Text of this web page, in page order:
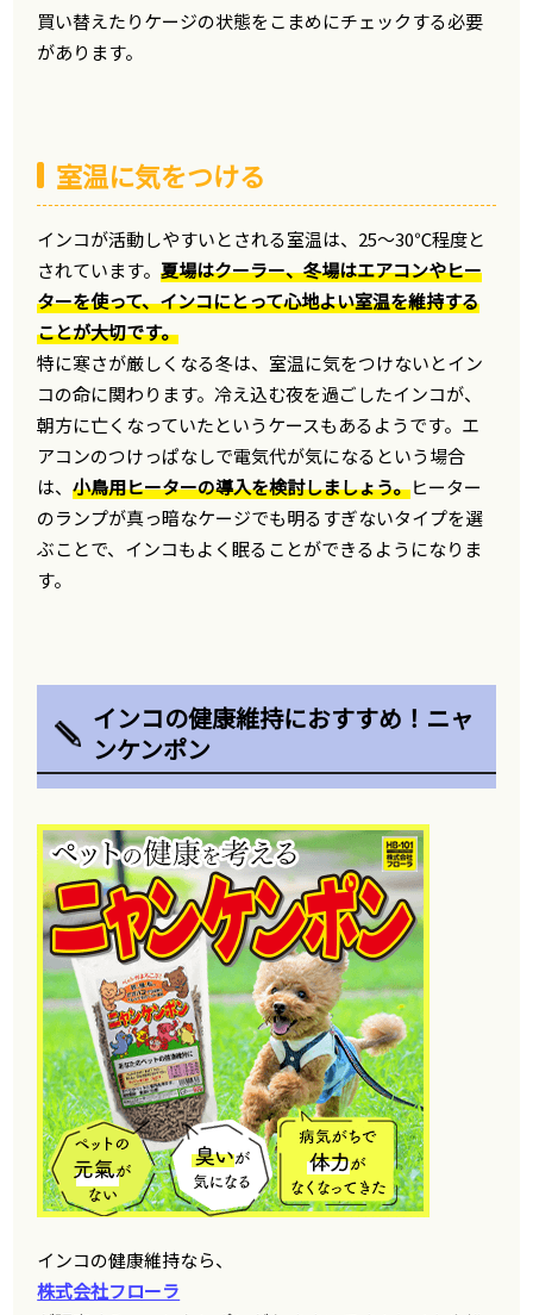
買い替えたりケージの状態をこまめにチェックする必要
があります。
室温に気をつける
インコが活動しやすいとされる室温は、25〜30℃程度と
されています。夏場はクーラー、冬場はエアコンやヒー
ターを使って、インコにとって心地よい室温を維持する
ことが大切です。
特に寒さが厳しくなる冬は、室温に気をつけないとイン
コの命に関わります。冷え込む夜を過ごしたインコが、
朝方に亡くなっていたというケースもあるようです。エ
アコンのつけっぱなしで電気代が気になるという場合
は、小鳥用ヒーターの導入を検討しましょう。ヒーター
のランプが真っ暗なケージでも明るすぎないタイプを選
ぶことで、インコもよく眠ることができるようになりま
す。
インコの健康維持におすすめ！ニャ
ンケンポン
インコの健康維持なら、
株式会社フローラ